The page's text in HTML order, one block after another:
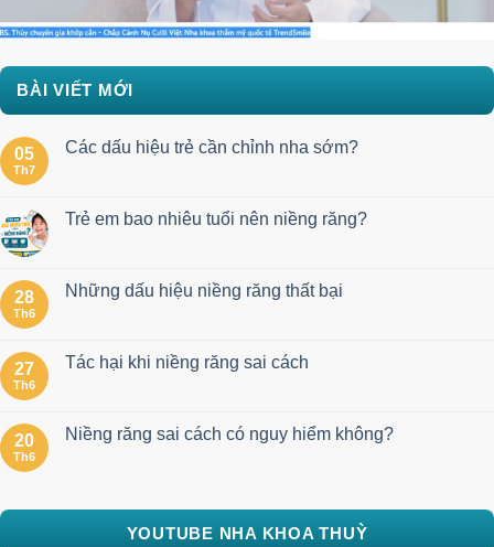
BÀI VIẾT MỚI
05
Th7
Các dấu hiệu trẻ cần chỉnh nha sớm?
Trẻ em bao nhiêu tuổi nên niềng răng?
28
Th6
Những dấu hiệu niềng răng thất bại
27
Th6
Tác hại khi niềng răng sai cách
20
Th6
Niềng răng sai cách có nguy hiểm không?
YOUTUBE NHA KHOA THUỲ